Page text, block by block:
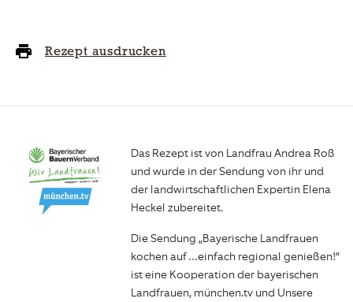
Rezept ausdrucken
Das Rezept ist von Landfrau Andrea Roß
und wurde in der Sendung von ihr und
der landwirtschaftlichen Expertin Elena
Heckel zubereitet.
Die Sendung „Bayerische Landfrauen
kochen auf …einfach regional genießen!“
ist eine Kooperation der bayerischen
Landfrauen, münchen.tv und Unsere